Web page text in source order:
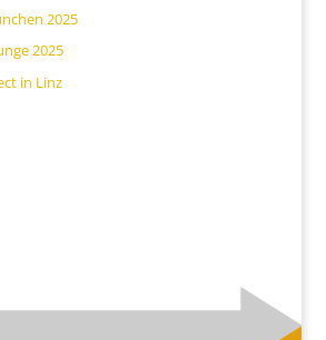
2025
2025
in Linz